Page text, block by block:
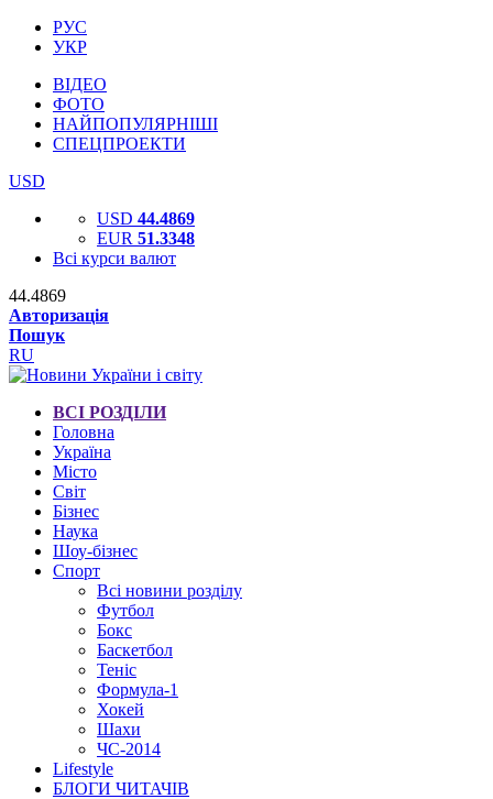
РУС
УКР
ВІДЕО
ФОТО
НАЙПОПУЛЯРНІШІ
СПЕЦПРОЕКТИ
USD
USD 44.4869
EUR 51.3348
Всі курси валют
44.4869
Авторизація
Пошук
RU
ВСІ РОЗДІЛИ
Головна
Україна
Місто
Світ
Бізнес
Наука
Шоу-бізнес
Спорт
Всі новини розділу
Футбол
Бокс
Баскетбол
Теніс
Формула-1
Хокей
Шахи
ЧС-2014
Lifestyle
БЛОГИ ЧИТАЧІВ